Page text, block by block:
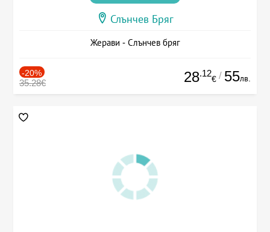
Слънчев Бряг
Жерави - Слънчев бряг
-20%
35.28€ 28.12
€ / 55лв.